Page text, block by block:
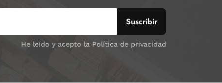
He leído y acepto la Política de privacidad